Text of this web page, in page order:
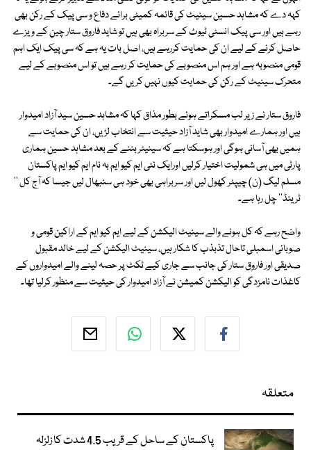
کہہ دے کہ مشاہد حسین سینیٹ کی قائمہ کمیٹی برائے دفاع و سی پیک کے رکن بھی
رہے ہیں اور سی پیک انسٹی ٹیوٹ کے سربراہ بھی ہیں تو شاید فاروق ستار چین کے ویزے
حاصل کرنے کے لیے ان کی حمایت کررہے ہیں، اصل بات یہ ہے کہ سی پیک ایک اہم
قومی منصوبہ ہے اور ہم اس منصوبے کی حمایت کر رہے ہیں تو اس منصوبے کے لیے
متحرک سینیٹ کے رکن کی حمایت کیوں نہیں کریں گے۔
فاروق ستار نے زیر لب مسکراتے ہوئے بطور مذاق کہا کہ مشاہد حسین سید آزاد امیدوار
ہیں اور ہمارے امیدوار بھی شاید آزاد حیثیت سے انتخاب لڑیں، ان کی حمایت سے
ہمیں بھی آسانی ہوگی اور ہوسکتا ہے کہ سینیٹر بننے کے بعد مشاہد حسین ہماری
پارٹی میں ہی شمولیت اختیار کرلیں اورایک نئی ایم کیو ایم بہ نام ایم کیو ایم پاکستان
مسلم لیگ (ن) چیپٹر کھول لیں اور سربراہی بھی خود ہی سنبھال لیں جیسا کہ آج کل ''
ٹرینڈ'' چل رہا ہے۔
واضح رہے کہ کل ہونے والے سینیٹ الیکشن کے لیے ایم کیو ایم کے اراکین قومی و
صوبائی اسمبلی تاحال تذبذب کا شکار ہیں، سینیٹ الیکشن کے لیے خالد مقبول
صدیقی اور فاروق ستار کی جانب سے جاری کیے ٹکٹ پر حصہ لینے والے امیدواروں کے
کاغذات نامزدگی کو الیکشن کمیشن نے آزاد امیدوار کی حیثیت سے منظور کرلیا تھا۔
متعلقہ
پاکستان کے ساحل کے قریب 4.5 شدت کا زلزلہ